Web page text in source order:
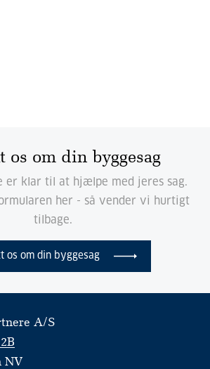
os om din byggesag
er klar til at hjælpe med jeres sag.
her - så vender vi hurtigt
tilbage.
os om din byggesag
A/S
NV